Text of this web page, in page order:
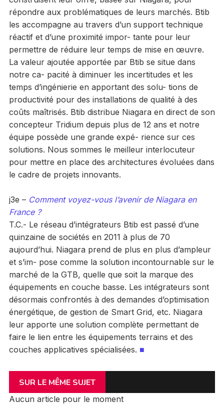
répondre aux problématiques de leurs marchés. Btib
les accompagne au travers d’un support technique
réactif et d’une proximité impor- tante pour leur
permettre de réduire leur temps de mise en œuvre.
La valeur ajoutée apportée par Btib se situe dans
notre ca- pacité à diminuer les incertitudes et les
temps d’ingénierie en apportant des solu- tions de
productivité pour des installations de qualité à des
coûts maîtrisés. Btib distribue Niagara en direct de son
concepteur Tridium depuis plus de 12 ans et notre
équipe possède une grande expé- rience sur ces
solutions. Nous sommes le meilleur interlocuteur
pour mettre en place des architectures évoluées dans
le cadre de projets innovants.
j3e – Comment voyez-vous l’avenir de Niagara en
France ?
T.C.- Le réseau d’intégrateurs Btib est passé d’une
quinzaine de sociétés en 2011 à plus de 70
aujourd’hui. Niagara prend de plus en plus d’ampleur
et s’im- pose comme la solution incontournable sur le
marché de la GTB, quelle que soit la marque des
équipements en couche basse. Les intégrateurs sont
désormais confrontés à des demandes d’optimisation
énergétique, de gestion de Smart Grid, etc. Niagara
leur apporte une solution complète permettant de
faire le lien entre les équipements terrains et des
couches applicatives spécialisées. ■
SUR LE MÊME SUJET
Aucun article pour le moment